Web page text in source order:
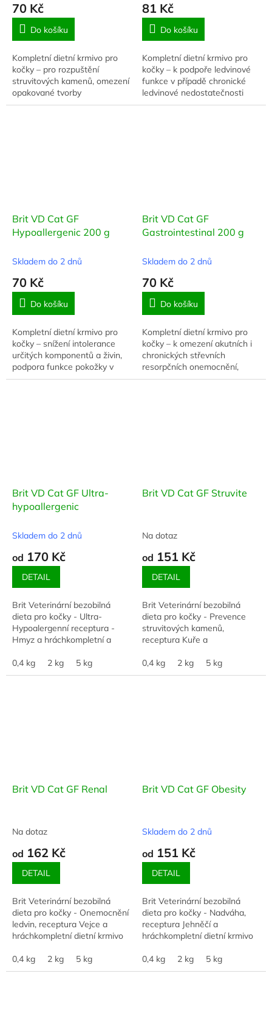
70 Kč
Do košíku
Kompletní dietní krmivo pro
kočky – pro rozpuštění
struvitových kamenů, omezení
opakované tvorby
struvitových kamenů
81 Kč
Do košíku
Kompletní dietní krmivo pro
kočky – k podpoře ledvinové
funkce v případě chronické
ledvinové nedostatečnosti
Brit VD Cat GF
Hypoallergenic 200 g
Skladem do 2 dnů
70 Kč
Do košíku
Kompletní dietní krmivo pro
kočky – snížení intolerance
určitých komponentů a živin,
podpora funkce pokožky v
případě dermatózy a
Brit VD Cat GF
Gastrointestinal 200 g
Skladem do 2 dnů
70 Kč
Do košíku
Kompletní dietní krmivo pro
kočky – k omezení akutních i
chronických střevních
resorpčních onemocnění,
vysoce stravitelné krmivo se
Brit VD Cat GF Ultra-
hypoallergenic
Skladem do 2 dnů
od 170 Kč
DETAIL
Brit Veterinární bezobilná
dieta pro kočky - Ultra-
Hypoalergenní receptura -
Hmyz a hráchkompletní a
s hmyzím proteinem pro kočky
s alergií nebo...
0,4 kg 2 kg 5 kg
Brit VD Cat GF Struvite
Na dotaz
od 151 Kč
DETAIL
Brit Veterinární bezobilná
dieta pro kočky - Prevence
struvitových kamenů,
receptura Kuře a
pro kočky - rozpouštění
struvitových krystalů a
0,4 kg 2 kg 5 kg
Brit VD Cat GF Renal
Na dotaz
od 162 Kč
DETAIL
Brit Veterinární bezobilná
dieta pro kočky - Onemocnění
ledvin, receptura Vejce a
hráchkompletní dietní krmivo
ledvin v případě chronické
ledvinové...
0,4 kg 2 kg 5 kg
Brit VD Cat GF Obesity
Skladem do 2 dnů
od 151 Kč
DETAIL
Brit Veterinární bezobilná
dieta pro kočky - Nadváha,
receptura Jehněčí a
hráchkompletní dietní krmivo
tělesné hmotnosti
0,4 kg 2 kg 5 kg